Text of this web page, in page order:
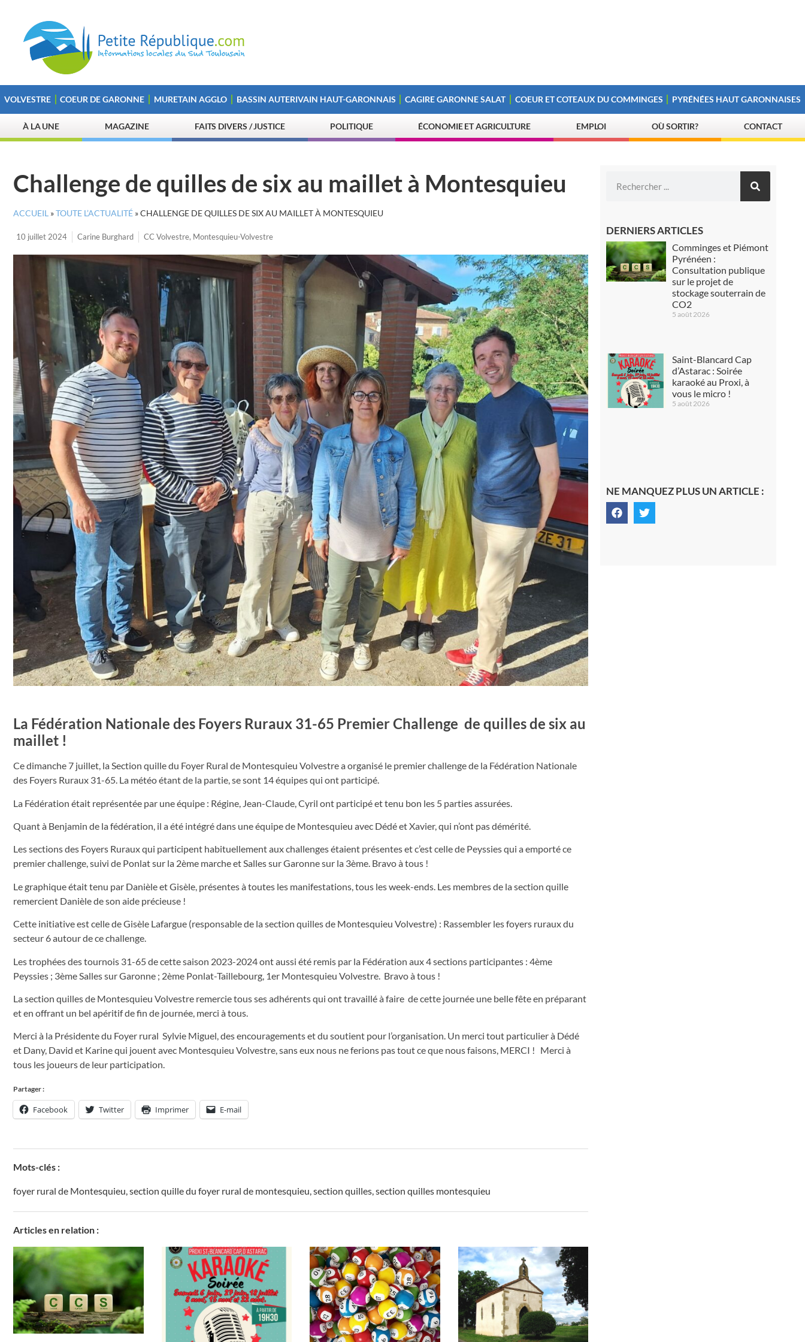
VOLVESTRE COEUR DE GARONNE MURETAIN AGGLO BASSIN AUTERIVAIN HAUT-GARONNAIS CAGIRE GARONNE SALAT COEUR ET COTEAUX DU COMMINGES PYRÉNÉES HAUT GARONNAISES
À LA UNE MAGAZINE FAITS DIVERS / JUSTICE POLITIQUE ÉCONOMIE ET AGRICULTURE EMPLOI OÙ SORTIR? CONTACT
Challenge de quilles de six au maillet à Montesquieu
ACCUEIL »TOUTE L’ACTUALITÉ »CHALLENGE DE QUILLES DE SIX AU MAILLET À MONTESQUIEU
10 juillet 2024 Carine Burghard CC Volvestre, Montesquieu-Volvestre
La Fédération Nationale des Foyers Ruraux 31-65 Premier Challenge de quilles de six au
maillet !
Ce dimanche 7 juillet, la Section quille du Foyer Rural de Montesquieu Volvestre a organisé le premier challenge de la Fédération Nationale
des Foyers Ruraux 31-65. La météo étant de la partie, se sont 14 équipes qui ont participé.
La Fédération était représentée par une équipe : Régine, Jean-Claude, Cyril ont participé et tenu bon les 5 parties assurées.
Quant à Benjamin de la fédération, il a été intégré dans une équipe de Montesquieu avec Dédé et Xavier, qui n’ont pas démérité.
Les sections des Foyers Ruraux qui participent habituellement aux challenges étaient présentes et c’est celle de Peyssies qui a emporté ce
premier challenge, suivi de Ponlat sur la 2ème marche et Salles sur Garonne sur la 3ème. Bravo à tous !
Le graphique était tenu par Danièle et Gisèle, présentes à toutes les manifestations, tous les week-ends. Les membres de la section quille
remercient Danièle de son aide précieuse !
Cette initiative est celle de Gisèle Lafargue (responsable de la section quilles de Montesquieu Volvestre) : Rassembler les foyers ruraux du
secteur 6 autour de ce challenge.
Les trophées des tournois 31-65 de cette saison 2023-2024 ont aussi été remis par la Fédération aux 4 sections participantes : 4ème
Peyssies ; 3ème Salles sur Garonne ; 2ème Ponlat-Taillebourg, 1er Montesquieu Volvestre. Bravo à tous !
La section quilles de Montesquieu Volvestre remercie tous ses adhérents qui ont travaillé à faire de cette journée une belle fête en préparant
et en offrant un bel apéritif de fin de journée, merci à tous.
Merci à la Présidente du Foyer rural Sylvie Miguel, des encouragements et du soutient pour l’organisation. Un merci tout particulier à Dédé
et Dany, David et Karine qui jouent avec Montesquieu Volvestre, sans eux nous ne ferions pas tout ce que nous faisons, MERCI ! Merci à
tous les joueurs de leur participation.
Partager :
Facebook Twitter Imprimer E-mail
Mots-clés :
foyer rural de Montesquieu section quille du foyer rural de montesquieu section quilles section quilles montesquieu
Articles en relation :
DERNIERS ARTICLES
Comminges et Piémont
Pyrénéen :
Consultation publique
sur le projet de
stockage souterrain de
CO2
5 août 2026
Saint-Blancard Cap
d’Astarac : Soirée
karaoké au Proxi, à
vous le micro !
5 août 2026
NE MANQUEZ PLUS UN ARTICLE :